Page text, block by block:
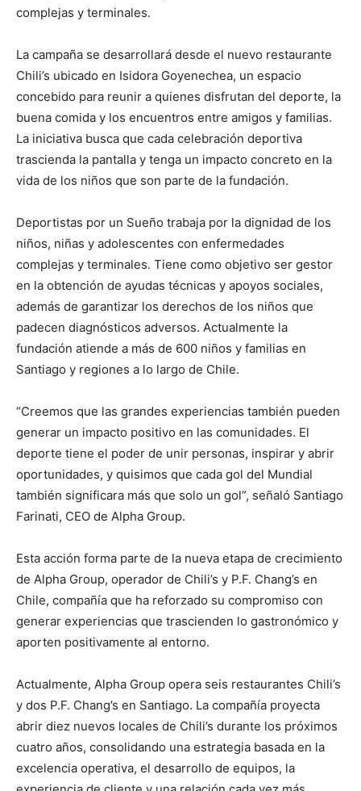
complejas y terminales.
La campaña se desarrollará desde el nuevo restaurante
Chili’s ubicado en Isidora Goyenechea, un espacio
concebido para reunir a quienes disfrutan del deporte, la
buena comida y los encuentros entre amigos y familias.
La iniciativa busca que cada celebración deportiva
trascienda la pantalla y tenga un impacto concreto en la
vida de los niños que son parte de la fundación.
Deportistas por un Sueño trabaja por la dignidad de los
niños, niñas y adolescentes con enfermedades
complejas y terminales. Tiene como objetivo ser gestor
en la obtención de ayudas técnicas y apoyos sociales,
además de garantizar los derechos de los niños que
padecen diagnósticos adversos. Actualmente la
fundación atiende a más de 600 niños y familias en
Santiago y regiones a lo largo de Chile.
“Creemos que las grandes experiencias también pueden
generar un impacto positivo en las comunidades. El
deporte tiene el poder de unir personas, inspirar y abrir
oportunidades, y quisimos que cada gol del Mundial
también significara más que solo un gol”, señaló Santiago
Farinati, CEO de Alpha Group.
Esta acción forma parte de la nueva etapa de crecimiento
de Alpha Group, operador de Chili’s y P.F. Chang’s en
Chile, compañía que ha reforzado su compromiso con
generar experiencias que trascienden lo gastronómico y
aporten positivamente al entorno.
Actualmente, Alpha Group opera seis restaurantes Chili’s
y dos P.F. Chang’s en Santiago. La compañía proyecta
abrir diez nuevos locales de Chili’s durante los próximos
cuatro años, consolidando una estrategia basada en la
excelencia operativa, el desarrollo de equipos, la